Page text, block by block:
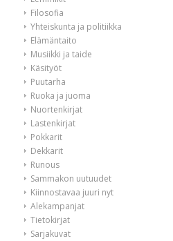
Filosofia
Yhteiskunta ja politiikka
Elämäntaito
Musiikki ja taide
Käsityöt
Puutarha
Ruoka ja juoma
Nuortenkirjat
Lastenkirjat
Pokkarit
Dekkarit
Runous
Sammakon uutuudet
Kiinnostavaa juuri nyt
Alekampanjat
Tietokirjat
Sarjakuvat